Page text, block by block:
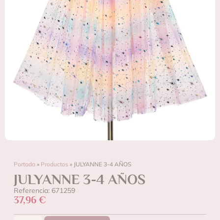
Portada » Productos » JULYANNE 3-4 AÑOS
JULYANNE 3-4 AÑOS
Referencia: 671259
37,96 €